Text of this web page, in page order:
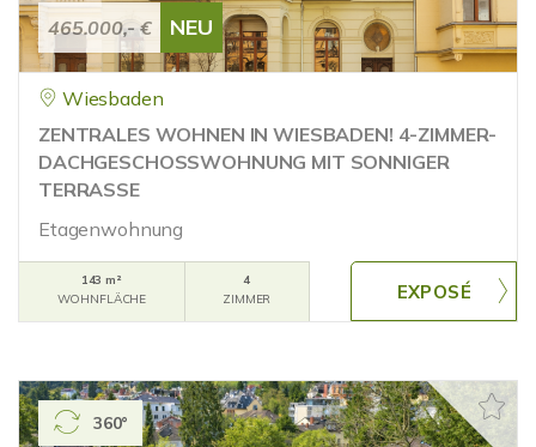
465.000,- € NEU
Wiesbaden
ZENTRALES WOHNEN IN WIESBADEN! 4-ZIMMER-
DACHGESCHOSSWOHNUNG MIT SONNIGER
TERRASSE
Etagenwohnung
143 m²
WOHNFLÄCHE
4
ZIMMER
360°